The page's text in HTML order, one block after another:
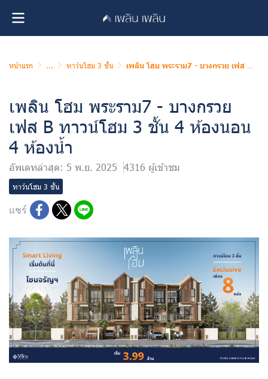
หน้าแรก ... ทาว์นโฮม 3 ชั้น เพลิน โฮม พระราม7 - บางกรวย เฟส B ทาวน์โฮม 3 ชั้น 4 ห้องนอน 4 ห้องน้ำ
เพลิน โฮม พระราม7 - บางกรวย
เฟส B ทาวน์โฮม 3 ชั้น 4 ห้องนอน
4 ห้องน้ำ
อัพเดทล่าสุด: 5 พ.ย. 2025 4316 ผู้เข้าชม
ทาว์นโฮม 3 ชั้น
แชร์